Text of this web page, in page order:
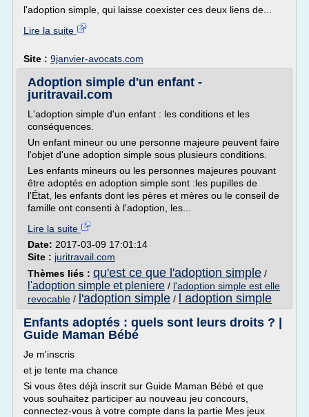
l'adoption simple, qui laisse coexister ces deux liens de...
Lire la suite
Site : 9janvier-avocats.com
Adoption simple d'un enfant -
juritravail.com
L'adoption simple d'un enfant : les conditions et les
conséquences.
Un enfant mineur ou une personne majeure peuvent faire
l'objet d'une adoption simple sous plusieurs conditions.
Les enfants mineurs ou les personnes majeures pouvant
être adoptés en adoption simple sont :les pupilles de
l'État, les enfants dont les pères et mères ou le conseil de
famille ont consenti à l'adoption, les...
Lire la suite
Date: 2017-03-09 17:01:14
Site : juritravail.com
Thèmes liés : qu'est ce que l'adoption simple /
l'adoption simple et pleniere / l'adoption simple est elle
revocable / l'adoption simple /
l adoption simple
Enfants adoptés : quels sont leurs droits ? |
Guide Maman Bébé
Je m'inscris
et je tente ma chance
Si vous êtes déjà inscrit sur Guide Maman Bébé et que
vous souhaitez participer au nouveau jeu concours,
connectez-vous à votre compte dans la partie Mes jeux